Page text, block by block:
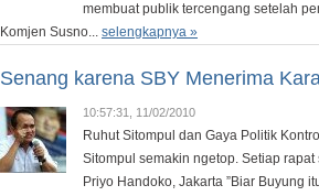
membuat publik tercengang setelah
Komjen Susno... selengkapnya »
Senang karena SBY Menerima
10:57:31, 11/02/2010
Ruhut Sitompul dan Gaya Politik
Sitompul semakin ngetop. Setiap
Priyo Handoko, Jakarta ”Biar Buyung